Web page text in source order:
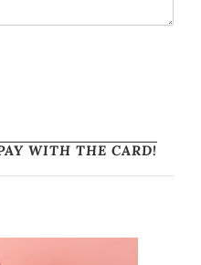
WITH THE CARD!